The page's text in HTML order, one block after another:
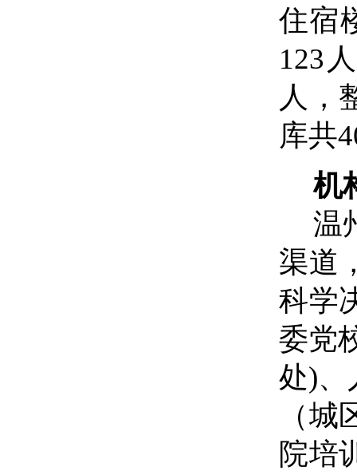
住宿
123
人，
库共
机
温
渠道
科学
委党
处)、
（
院培